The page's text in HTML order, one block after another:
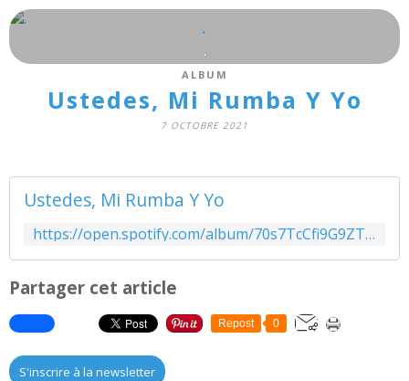
.
.
ALBUM
Ustedes, Mi Rumba Y Yo
7 OCTOBRE 2021
Ustedes, Mi Rumba Y Yo
https://open.spotify.com/album/70s7TcCfi9G9ZThIHDE7pC?si=ibYgczZPSpWY3lNs0h3rXQ&utm_source=copy-link&dl_branch=1
Partager cet article
Repost 0
S'inscrire à la newsletter